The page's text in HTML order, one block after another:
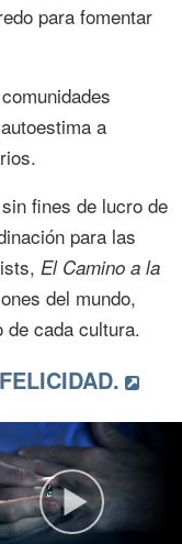
para fomentar
a
fines de lucro de
para las
El Camino a la
del mundo,
de cada cultura.